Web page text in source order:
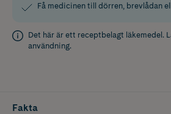
Få medicinen till dörren, brevlådan
Det här är ett receptbelagt läkemedel.
användning.
Fakta